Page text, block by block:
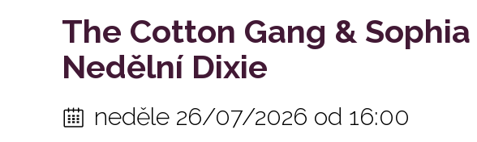
The Cotton Gang &
Nedělní Dixie
neděle 26/07/2026 od 16:00